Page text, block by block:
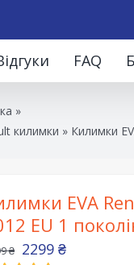
FAQ
»
килимки » Килимки
EVA
EU 1
₴ 2299 ₴